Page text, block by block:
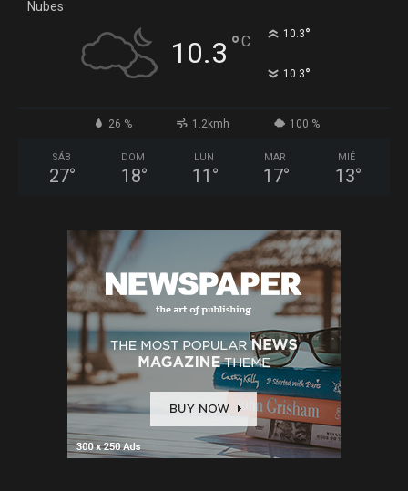
Nubes
10.3 °C 10.3°
10.3°
26 % 1.2kmh 100 %
SÁB
27°
DOM
18°
LUN
11 °
MAR
17°
MIÉ
13°